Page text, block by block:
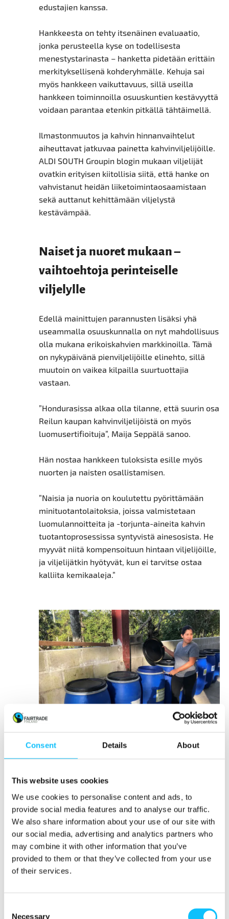
Consent Details About
This website uses cookies
We use cookies to personalise content and ads, to
provide social media features and to analyse our traffic.
We also share information about your use of our site with
our social media, advertising and analytics partners who
may combine it with other information that you’ve
provided to them or that they’ve collected from your use
of their services.
Necessary
edustajien kanssa.
Hankkeesta on tehty itsenäinen evaluaatio,
jonka perusteella kyse on todellisesta
menestystarinasta – hanketta pidetään erittäin
merkityksellisenä kohderyhmälle. Kehuja sai
myös hankkeen vaikuttavuus, sillä useilla
hankkeen toiminnoilla osuuskuntien kestävyyttä
voidaan parantaa etenkin pitkällä tähtäimellä.
Ilmastonmuutos ja kahvin hinnanvaihtelut
aiheuttavat jatkuvaa painetta kahvinviljelijöille.
ALDI SOUTH Groupin blogin mukaan viljelijät
ovatkin erityisen kiitollisia siitä, että hanke on
vahvistanut heidän liiketoimintaosaamistaan
sekä auttanut kehittämään viljelystä
kestävämpää.
Naiset ja nuoret mukaan –
vaihtoehtoja perinteiselle
viljelylle
Edellä mainittujen parannusten lisäksi yhä
useammalla osuuskunnalla on nyt mahdollisuus
olla mukana erikoiskahvien markkinoilla. Tämä
on nykypäivänä pienviljelijöille elinehto, sillä
muutoin on vaikea kilpailla suurtuottajia
vastaan.
”Hondurasissa alkaa olla tilanne, että suurin osa
Reilun kaupan kahvinviljelijöistä on myös
luomusertifioituja”, Maija Seppälä sanoo.
Hän nostaa hankkeen tuloksista esille myös
nuorten ja naisten osallistamisen.
”Naisia ja nuoria on koulutettu pyörittämään
minituotantolaitoksia, joissa valmistetaan
luomulannoitteita ja -torjunta-aineita kahvin
tuotantoprosessissa syntyvistä ainesosista. He
myyvät niitä kompensoituun hintaan viljelijöille,
ja viljelijätkin hyötyvät, kun ei tarvitse ostaa
kalliita kemikaaleja.”
KAHVINTUOTANNOSTA SYNTYVÄSTÄ ORGAANISESTA
VILJELIJÄT VOIVAT OSTAA KOMPENSOITUUN HINTAAN. KUVA:
Osuuskuntiin on myös perustettu nuorten
vetämiä laboratorioita, joissa tutkitaan
maaperän ravinteikkuutta. Hankkeen aikana on
huomattu, että nuoria ei niinkään innosta